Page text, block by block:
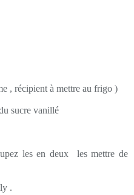
, récipient à mettre au frigo )
sucre vanillé
les en deux les mettre de
.